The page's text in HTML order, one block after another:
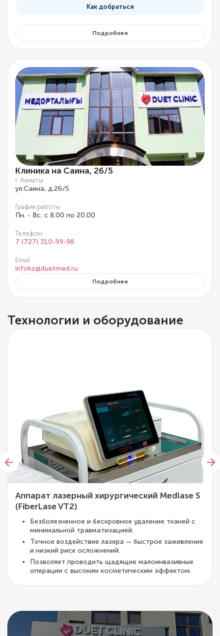
Как добраться
Подробнее
Клиника на Саина, 26/5
г. Алматы
ул.Саина, д.26/5
График работы
Пн. - Вс. с 8.00 по 20.00
Телефон
7 (727) 310-99-98
Email
infokz@duetmed.ru
Подробнее
Технологии и оборудование
Аппарат лазерный хирургический Medlase S
(FiberLase VT2)
Безболезненное и бескровное удаление тканей с
минимальной травматизацией.
Точное воздействие лазера — быстрое заживление
и низкий риск осложнений.
Позволяет проводить щадящие малоинвазивные
операции с высоким косметическим эффектом.